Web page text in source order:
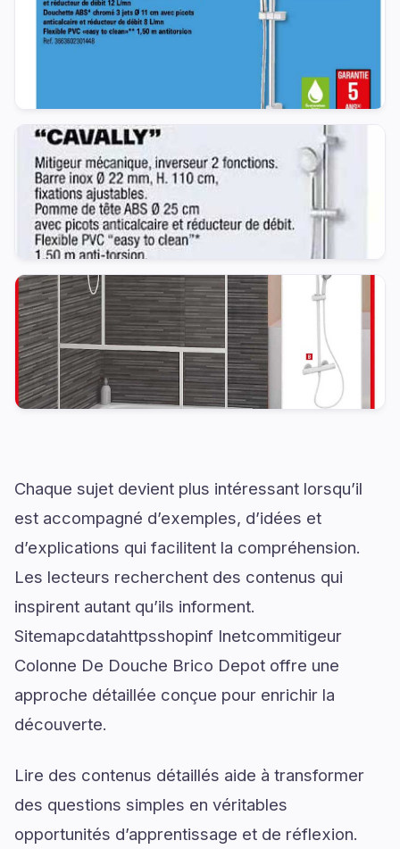
Chaque sujet devient plus intéressant lorsqu’il
est accompagné d’exemples, d’idées et
d’explications qui facilitent la compréhension.
Les lecteurs recherchent des contenus qui
inspirent autant qu’ils informent.
Sitemapcdatahttpsshopinf Inetcommitigeur
Colonne De Douche Brico Depot offre une
approche détaillée conçue pour enrichir la
découverte.
Lire des contenus détaillés aide à transformer
des questions simples en véritables
opportunités d’apprentissage et de réflexion.